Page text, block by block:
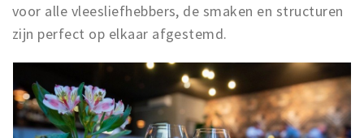
voor alle vleesliefhebbers, de smaken en structuren
zijn perfect op elkaar afgestemd.